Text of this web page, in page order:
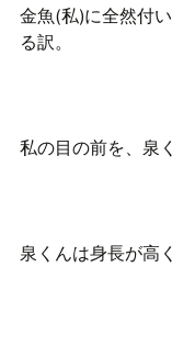
金魚(私)に全然付
る訳。
私の目の前を、泉
泉くんは身長が高